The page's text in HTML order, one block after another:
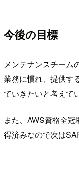
今後の目標
メンテナンスチーム
業務に慣れ、提供す
ていきたいと考えて
また、AWS資格全
得済みなので次は